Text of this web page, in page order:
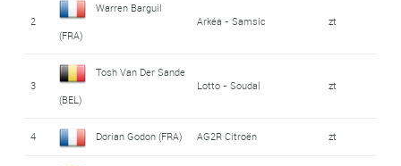
2
Warren Barguil
(FRA)
Arkéa - Samsic zt
3
Tosh Van Der Sande
(BEL)
Lotto - Soudal zt
4 Dorian Godon (FRA) AG2R Citroën zt